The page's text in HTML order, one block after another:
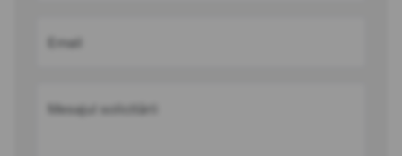
Email
Mesajul solicitării